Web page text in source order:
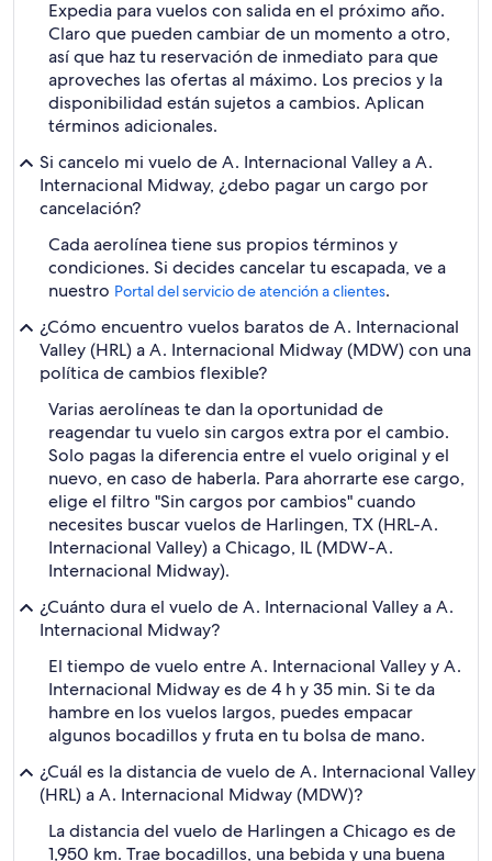
Expedia para vuelos con salida en el próximo año.
Claro que pueden cambiar de un momento a otro,
así que haz tu reservación de inmediato para que
aproveches las ofertas al máximo. Los precios y la
disponibilidad están sujetos a cambios. Aplican
términos adicionales.
Si cancelo mi vuelo de A. Internacional Valley a A.
Internacional Midway, ¿debo pagar un cargo por
cancelación?
Cada aerolínea tiene sus propios términos y
condiciones. Si decides cancelar tu escapada, ve a
nuestro Portal del servicio de atención a clientes.
¿Cómo encuentro vuelos baratos de A. Internacional
Valley (HRL) a A. Internacional Midway (MDW) con una
política de cambios flexible?
Varias aerolíneas te dan la oportunidad de
reagendar tu vuelo sin cargos extra por el cambio.
Solo pagas la diferencia entre el vuelo original y el
nuevo, en caso de haberla. Para ahorrarte ese cargo,
elige el filtro "Sin cargos por cambios" cuando
necesites buscar vuelos de Harlingen, TX (HRL-A.
Internacional Valley) a Chicago, IL (MDW-A.
Internacional Midway).
¿Cuánto dura el vuelo de A. Internacional Valley a A.
Internacional Midway?
El tiempo de vuelo entre A. Internacional Valley y A.
Internacional Midway es de 4 h y 35 min. Si te da
hambre en los vuelos largos, puedes empacar
algunos bocadillos y fruta en tu bolsa de mano.
¿Cuál es la distancia de vuelo de A. Internacional Valley
(HRL) a A. Internacional Midway (MDW)?
La distancia del vuelo de Harlingen a Chicago es de
1,950 km. Trae bocadillos, una bebida y una buena